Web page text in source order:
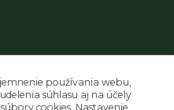
používania webu,
súhlasu aj na účely
cookies. Nastavenie